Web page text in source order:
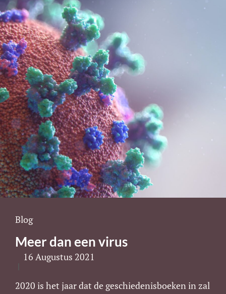
Ouder
Zijn
Van
Een
Hoogbegaafd
Kind
Cat
Blog
Meer dan een virus
16 Augustus 2021
2020 is het jaar dat de geschiedenisboeken in zal